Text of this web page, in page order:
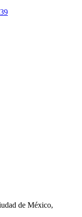
de México,